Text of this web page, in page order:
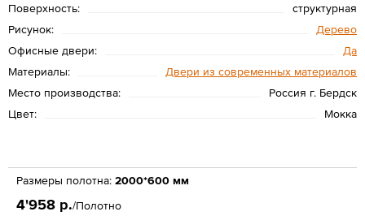
Поверхность:
структурная
Рисунок:
Дерево
Офисные двери:
Да
Материалы:
Двери из современных материалов
Место производства:
Россия г. Бердск
Цвет:
Мокка
Размеры полотна: 2000*600 мм
4'958 р./Полотно